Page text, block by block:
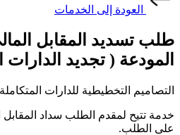
العودة إلى الخدمات
طلب تسديد المقابل
المودعة ( تجديد الدارات
التصاميم التخطيطية للدارات المتكاملة
خدمة تتيح لمقدم الطلب سداد
على الطلب.